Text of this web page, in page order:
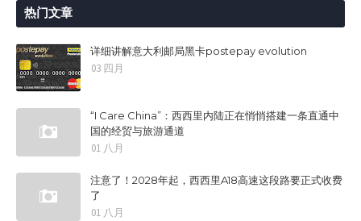
热门文章
详细讲解意大利邮局黑卡postepay evolution
03 四月
“I Care China”：西西里内陆正在悄悄搭建一条直通中
国的经贸与旅游通道
01 八月
注意了！2028年起，西西里A18高速这段路要正式收费
了
01 八月